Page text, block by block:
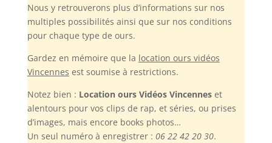
Nous y retrouverons plus d’informations sur nos
multiples possibilités ainsi que sur nos conditions
pour chaque type de ours.
Gardez en mémoire que la location ours vidéos
Vincennes est soumise à restrictions.
Notez bien : Location ours Vidéos Vincenneset
alentours pour vos clips de rap, et séries, ou prises
d’images, mais encore books photos…
Un seul numéro à enregistrer : 06 22 42 20 30.